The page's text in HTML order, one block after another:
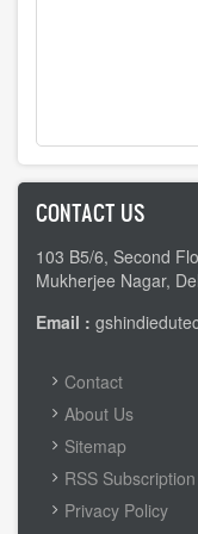
CONTACT US
103 B5/6, Second
Mukherjee Nagar,
Email :
FOOTER
MENU
Contact
About Us
Sitemap
RSS Subscription
Privacy Policy